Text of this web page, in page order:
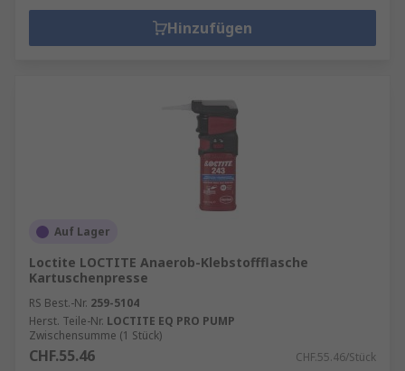
Hinzufügen
Auf Lager
Loctite LOCTITE Anaerob-Klebstoffflasche
Kartuschenpresse
RS Best.-Nr. 259-5104
Herst. Teile-Nr. LOCTITE EQ PRO PUMP
Zwischensumme (1 Stück)
CHF.55.46 CHF.55.46/Stück